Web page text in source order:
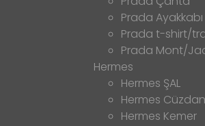
Prada Ayakkabı
Prada t-shirt/
Prada Mont/
Hermes
Hermes ŞAL
Hermes Cüzdan
Hermes Kemer